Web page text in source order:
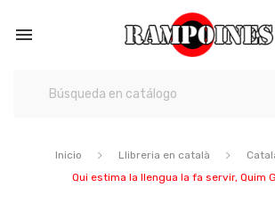

Inicio Llibreria en català
Qui estima la llengua la fa servir, Quim